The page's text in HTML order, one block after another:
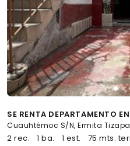
SE RENTA DEPARTAMENTO
Cuauhtémoc S/N, Ermita
2 rec. 1 ba. 1 est. 75 mts.